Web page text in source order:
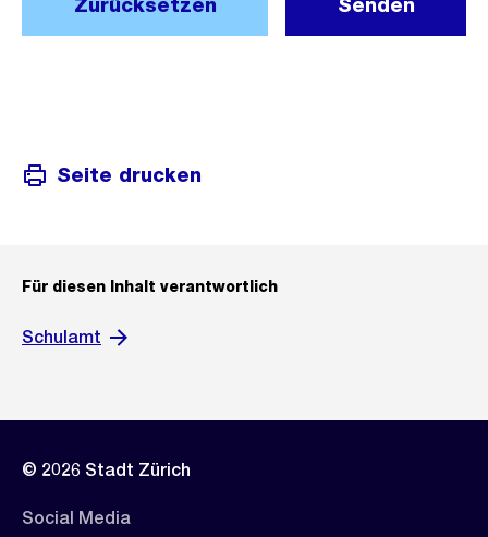
Zurücksetzen Senden
Seite drucken
Für diesen Inhalt verantwortlich
Schulamt
© 2026 Stadt Zürich
Social Media